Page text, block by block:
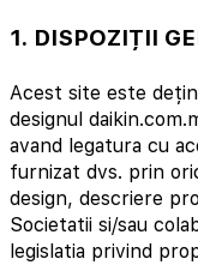
1. DISPOZIȚII
Acest site este
designul
avand legatura cu
furnizat dvs. prin
design, descriere
Societatii si/sau
legislatia privind